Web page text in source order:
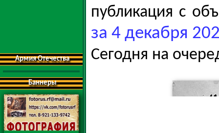
Армия Отечества
Баннеры
публикация с
за 4 декабря
Сегодня на